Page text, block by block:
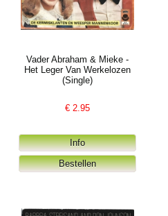
Vader Abraham & Mieke -
Het Leger Van Werkelozen
(Single)
€ 2.95